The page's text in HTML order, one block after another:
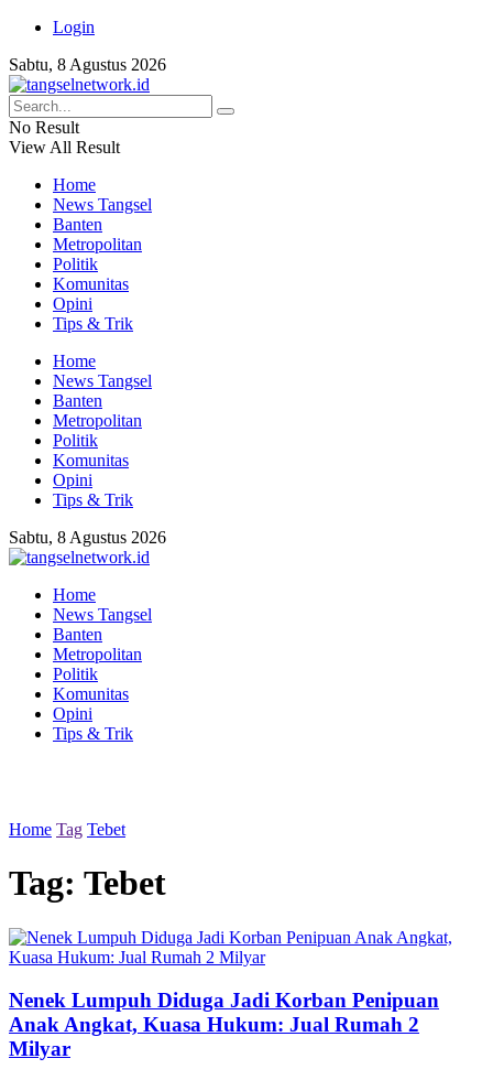
Login
Sabtu, 8 Agustus 2026
No Result
View All Result
Home
News Tangsel
Banten
Metropolitan
Politik
Komunitas
Opini
Tips & Trik
Home
News Tangsel
Banten
Metropolitan
Politik
Komunitas
Opini
Tips & Trik
Sabtu, 8 Agustus 2026
Home
News Tangsel
Banten
Metropolitan
Politik
Komunitas
Opini
Tips & Trik
Home Tag Tebet
Tag: Tebet
Nenek Lumpuh Diduga Jadi Korban Penipuan
Anak Angkat, Kuasa Hukum: Jual Rumah 2
Milyar